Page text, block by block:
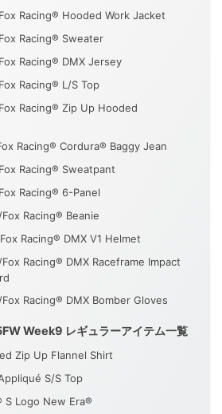
Racing® Hooded Work Jacket
Racing® Sweater
Racing® DMX Jersey
Racing® L/S Top
Racing® Zip Up Hooded
Racing® Cordura® Baggy Jean
Racing® Sweatpant
Racing® 6-Panel
Racing® Beanie
Racing® DMX V1 Helmet
Racing® DMX Raceframe Impact
Racing® DMX Bomber Gloves
Week9 レギュラーアイテム一覧
Zip Up Flannel Shirt
S/S Top
S Logo New Era®